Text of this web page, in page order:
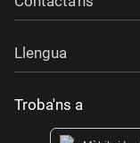
Llengua
Troba'ns a